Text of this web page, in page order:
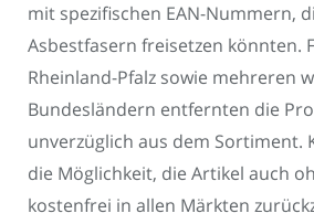
mit spezifischen EAN-Nummern,
Asbestfasern freisetzen könnten.
Rheinland-Pfalz sowie mehreren
Bundesländern entfernten die
unverzüglich aus dem Sortiment.
die Möglichkeit, die Artikel auch
kostenfrei in allen Märkten